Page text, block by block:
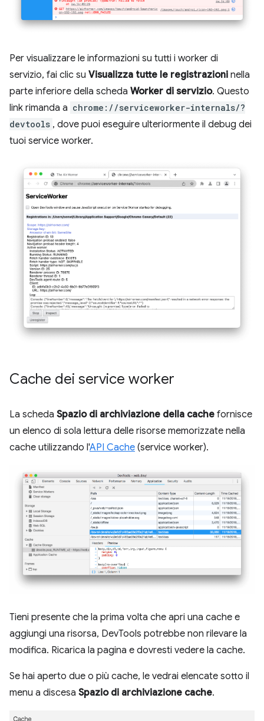
Per visualizzare le informazioni su tutti i worker di
servizio, fai clic su Visualizza tutte le registrazioni nella
parte inferiore della scheda Worker di servizio. Questo
link rimanda a chrome://serviceworker-internals/?
devtools , dove puoi eseguire ulteriormente il debug dei
tuoi service worker.
Cache dei service worker
La scheda Spazio di archiviazione della cache fornisce
un elenco di sola lettura delle risorse memorizzate nella
cache utilizzando l'API Cache (service worker).
Tieni presente che la prima volta che apri una cache e
aggiungi una risorsa, DevTools potrebbe non rilevare la
modifica. Ricarica la pagina e dovresti vedere la cache.
Se hai aperto due o più cache, le vedrai elencate sotto il
menu a discesa Spazio di archiviazione cache.